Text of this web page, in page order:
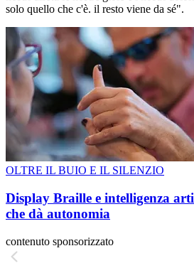
solo quello che c'è. il resto viene da sé".
OLTRE IL BUIO E IL SILENZIO
Display Braille e intelligenza
che dà autonomia
contenuto sponsorizzato